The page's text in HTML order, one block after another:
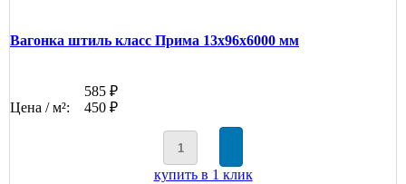
Вагонка штиль класс Прима 13x96x6000 мм
585 ₽
Цена / м²:
450 ₽
купить в 1 клик